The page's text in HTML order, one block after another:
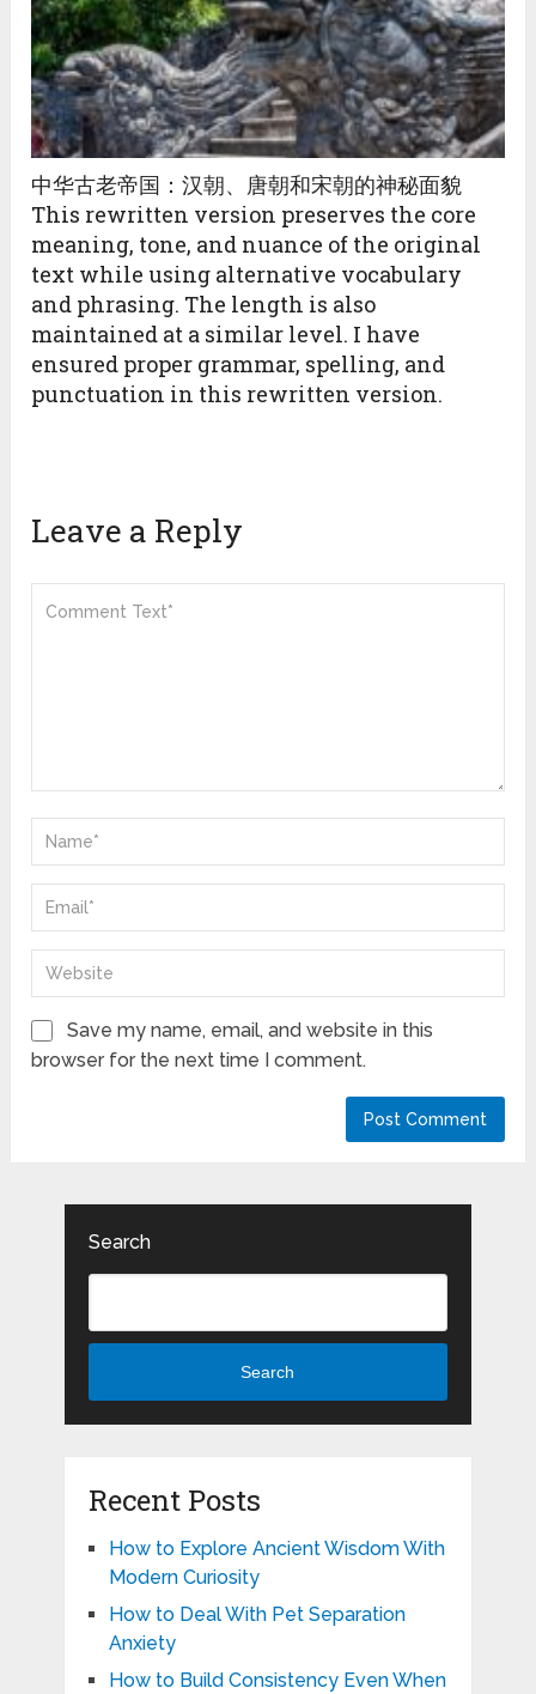
中华古老帝国：汉朝、唐朝和宋朝的神秘面貌
This rewritten version preserves the core
meaning, tone, and nuance of the original
text while using alternative vocabulary
and phrasing. The length is also
maintained at a similar level. I have
ensured proper grammar, spelling, and
punctuation in this rewritten version.
Leave a Reply
Save my name, email, and website in this
browser for the next time I comment.
Search
Search
Recent Posts
How to Explore Ancient Wisdom With
Modern Curiosity
How to Deal With Pet Separation
Anxiety
How to Build Consistency Even When